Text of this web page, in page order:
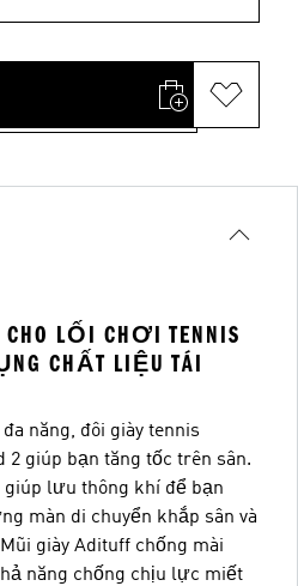
LỐI CHƠI TENNIS
CHẤT LIỆU TÁI
năng, đôi giày tennis
2 giúp bạn tăng tốc trên sân.
giúp lưu thông khí để bạn
màn di chuyển khắp sân và
giày Adituff chống mài
năng chống chịu lực miết